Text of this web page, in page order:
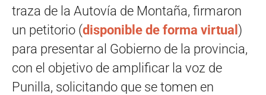
traza de la Autovía de Montaña, firmaron
un petitorio (disponible de forma virtual )
para presentar al Gobierno de la provincia,
con el objetivo de amplificar la voz de
Punilla, solicitando que se tomen en